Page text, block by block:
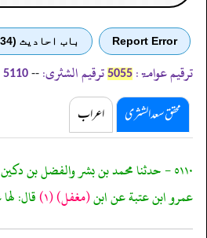
Report Error باب احادیث (34)
ترقیم عوامۃ: 5055 ترقیم الشثری: --
5110
محقق سعد الشثری اعراب
٥١١٠ - حدثنا محمد بن بشر والفضل بن
عمرو ابن عتبة عن ابن(مغفل)(١) قال: